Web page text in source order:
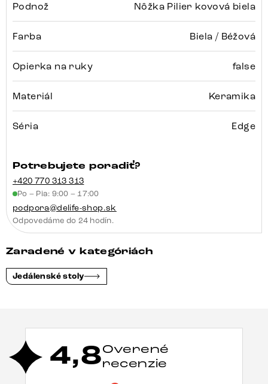
Podnož Nôžka Pilier kovová biela
Farba Biela / Béžová
Opierka na ruky false
Materiál Keramika
Séria Edge
Potrebujete poradiť?
+420 770 313 313
Po – Pia: 9:00 – 17:00
podpora@delife-shop.sk
Odpovedáme do 24 hodín.
Zaradené v kategóriách
Jedálenské stoly
4,8Overené
recenzie